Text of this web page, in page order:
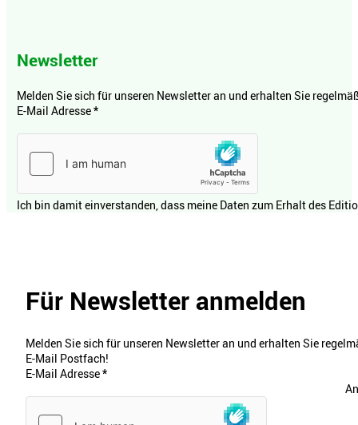
Newsletter
Melden Sie sich für unseren Newsletter an und erhalten Sie
E-Mail Adresse*
Ich bin damit einverstanden, dass meine Daten zum Erhalt des
Für Newsletter anmelden
Melden Sie sich für unseren Newsletter an und erhalten Sie
E-Mail Postfach!
E-Mail Adresse*